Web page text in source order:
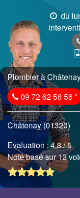
du
Plombier à
09 72 62 56 56*
Châtenay (01320)
Evaluation :4.8/ 5
Note basé sur 12